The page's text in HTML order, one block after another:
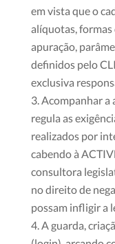
em vista que o
alíquotas, formas
apuração,
definidos pelo
exclusiva
Acompanhar a
regula as
realizados por
cabendo à
consultora
no direito de
possam infligir a
A guarda,